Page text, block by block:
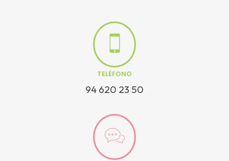
TELÉFONO
94 620 23 50